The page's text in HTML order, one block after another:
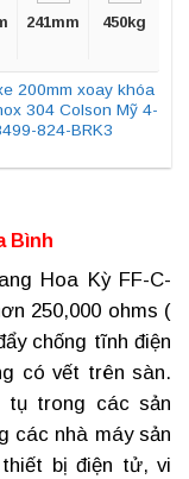
241mm 450kg
200mm xoay khóa
304 Colson Mỹ 4-
824-BRK3
Bình
Hoa Kỳ FF-C-
250,000 ohms (
chống tĩnh điện
có vết trên sàn.
tụ trong các sản
các nhà máy sản
bị điện tử, vi